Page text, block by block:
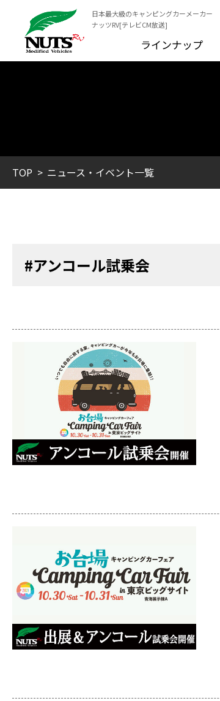
日本最大級のキャンピングカーメーカー
ナッツRV[テレビCM放送]
ラインナップ
TOP ニュース・イベント一覧
#アンコール試乗会